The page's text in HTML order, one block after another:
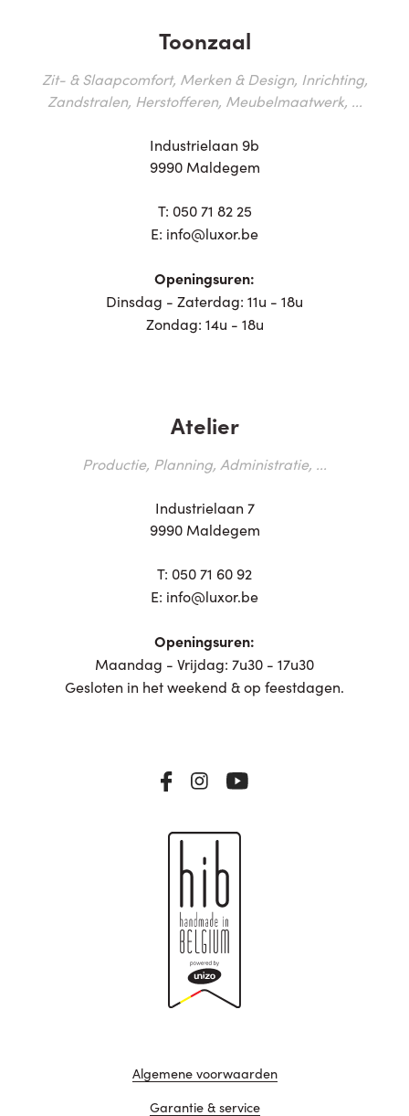
Toonzaal
Zit- & Slaapcomfort, Merken & Design, Inrichting,
Zandstralen, Herstofferen, Meubelmaatwerk, ...
Industrielaan 9b
9990 Maldegem
T: 050 71 82 25
E: info@luxor.be
Openingsuren:
Dinsdag - Zaterdag: 11u - 18u
Zondag: 14u - 18u
Atelier
Productie, Planning, Administratie, ...
Industrielaan 7
9990 Maldegem
T: 050 71 60 92
E: info@luxor.be
Openingsuren:
Maandag - Vrijdag: 7u30 - 17u30
Gesloten in het weekend & op feestdagen.
Algemene voorwaarden
Garantie & service